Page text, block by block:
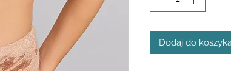
Dodaj do koszyka